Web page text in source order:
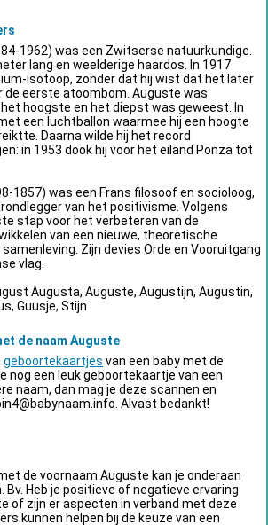
1962) was een Zwitserse natuurkundige.
lang en weelderige haardos. In 1917
isotoop, zonder dat hij wist dat het later
de eerste atoombom. Auguste was
hoogste en het diepst was geweest. In
een luchtballon waarmee hij een hoogte
Daarna wilde hij het record
in 1953 dook hij voor het eiland Ponza tot
1857) was een Frans filosoof en socioloog,
van het positivisme. Volgens
stap voor het verbeteren van de
van een nieuwe, theoretische
Zijn devies Orde en Vooruitgang
vlag.
Augusta, Auguste, Augustijn, Augustin,
Guusje, Stijn
de naam Auguste
geboortekaartjes van een baby met de
nog een leuk geboortekaartje van een
naam, dan mag je deze scannen en
. Alvast bedankt!
de voornaam Auguste kan je onderaan
Bv. Heb je positieve of negatieve ervaring
of zijn er aspecten in verband met deze
kunnen helpen bij de keuze van een